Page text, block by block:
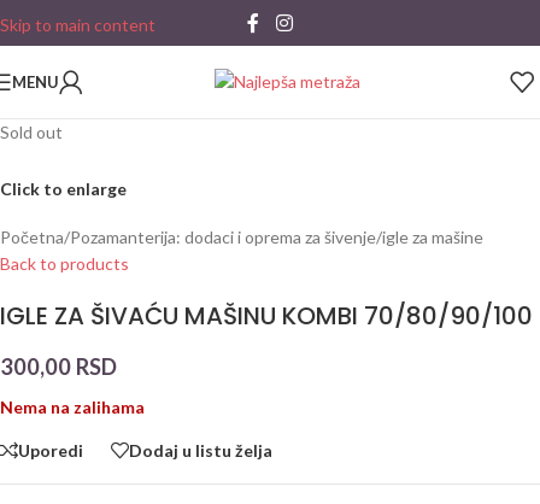
Skip to main content
MENU
Sold out
Click to enlarge
Početna/Pozamanterija: dodaci i oprema za šivenje/igle za mašine
Back to products
IGLE ZA ŠIVAĆU MAŠINU KOMBI 70/80/90/100
300,00 RSD
Nema na zalihama
Uporedi Dodaj u listu želja